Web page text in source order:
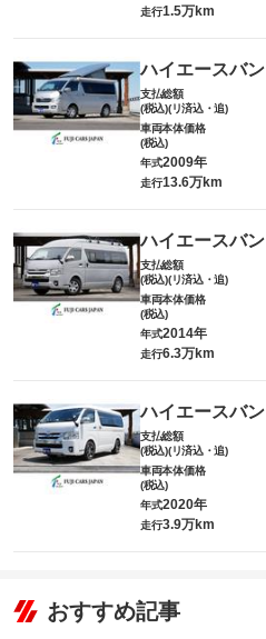
走行1.5万km
ハイエースバン
支払総額
(税込)(リ済込・追)
車両本体価格
(税込)
年式2009年
走行13.6万km
ハイエースバン
支払総額
(税込)(リ済込・追)
車両本体価格
(税込)
年式2014年
走行6.3万km
ハイエースバン
支払総額
(税込)(リ済込・追)
車両本体価格
(税込)
年式2020年
走行3.9万km
おすすめ記事